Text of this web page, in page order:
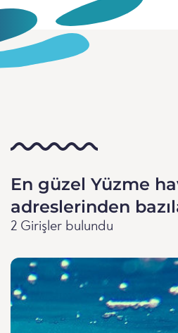
En güzel Yüzme
adreslerinden
2 Girişler bulundu